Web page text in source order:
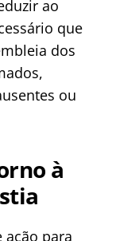
ao
que
dos
ou
à
ação para